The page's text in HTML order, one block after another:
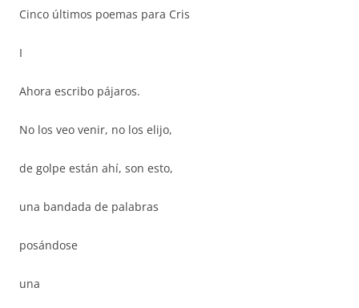
Cinco últimos poemas para Cris
I
Ahora escribo pájaros.
No los veo venir, no los elijo,
de golpe están ahí, son esto,
una bandada de palabras
posándose
una